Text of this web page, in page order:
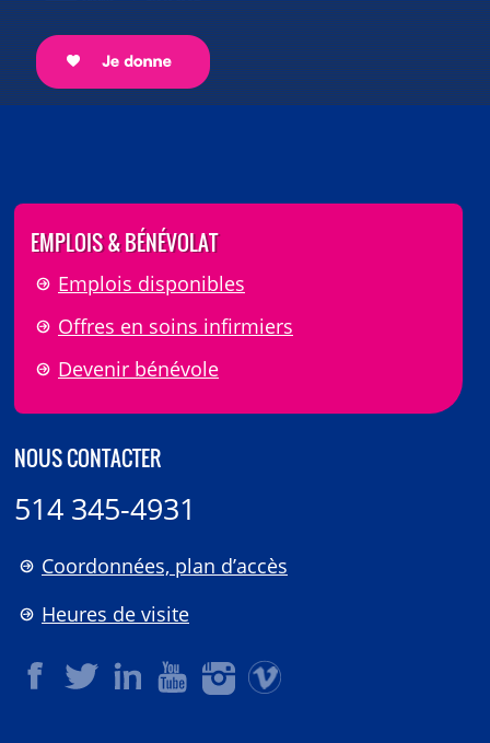
EMPLOIS & BÉNÉVOLAT
Emplois disponibles
Offres en soins infirmiers
Devenir bénévole
NOUS CONTACTER
514 345-4931
Coordonnées, plan d’accès
Heures de visite